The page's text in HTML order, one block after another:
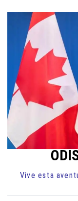
contenido
Vive esta